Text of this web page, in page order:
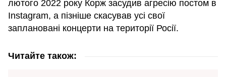
лютого 2022 року Корж засудив агресію постом в
Instagram, а пізніше скасував усі свої
заплановані концерти на території Росії.
Читайте також: